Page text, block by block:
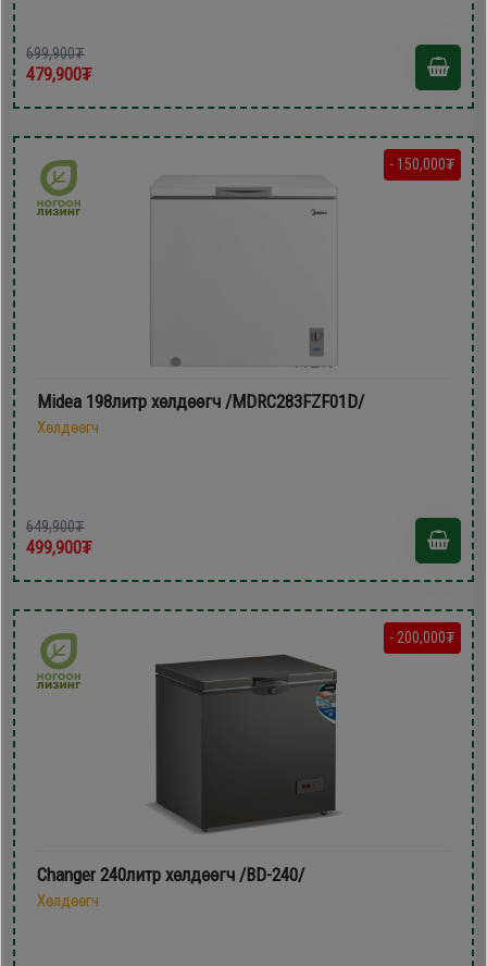
699,900₮
479,900₮
- 150,000₮
Midea 198литр хөлдөөгч /MDRC283FZF01D/
Хөлдөөгч
649,900₮
499,900₮
- 200,000₮
Changer 240литр хөлдөөгч /BD-240/
Хөлдөөгч